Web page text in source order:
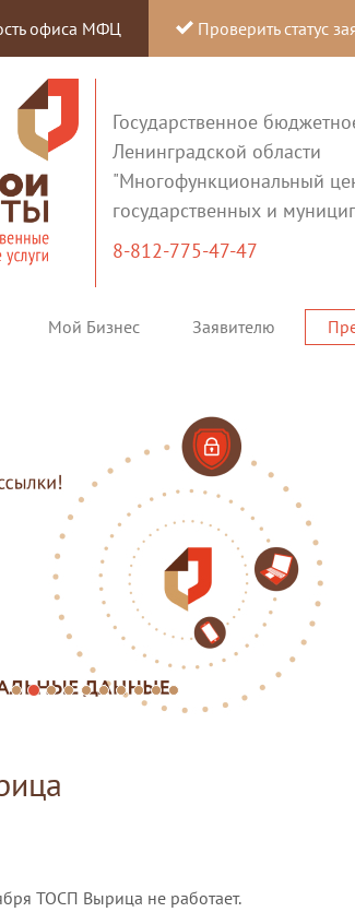
офиса МФЦ Проверить статус
Государственное
Ленинградской области
"Многофункциональный
государственных и
8-812-775-47-47
Мой Бизнес Заявителю
ТОСП Вырица не работает.